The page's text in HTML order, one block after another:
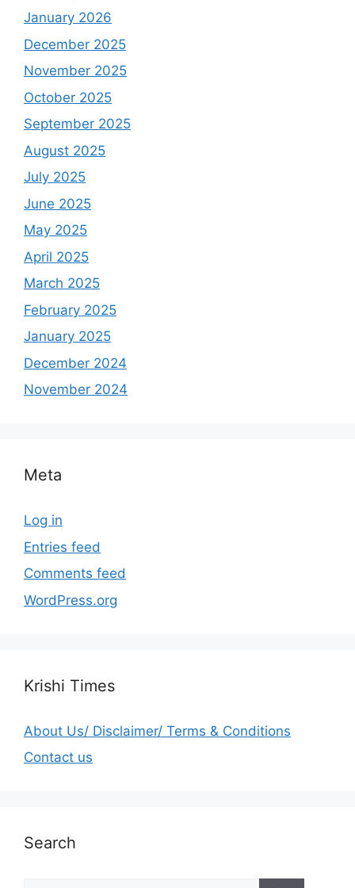
January 2026
December 2025
November 2025
October 2025
September 2025
August 2025
July 2025
June 2025
May 2025
April 2025
March 2025
February 2025
January 2025
December 2024
November 2024
Meta
Log in
Entries feed
Comments feed
WordPress.org
Krishi Times
About Us/ Disclaimer/ Terms & Conditions
Contact us
Search